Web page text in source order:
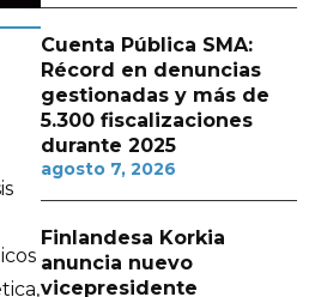
Cuenta Pública SMA:
Récord en denuncias
gestionadas y más de
5.300 fiscalizaciones
durante 2025
agosto 7, 2026
Finlandesa Korkia
anuncia nuevo
vicepresidente